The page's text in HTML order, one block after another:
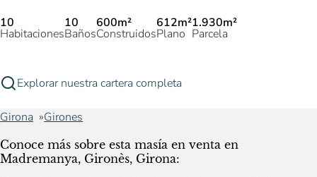
10
Habitaciones
10
Baños
600m²
Construidos
612m²
Plano
1.930m²
Parcela
Explorar nuestra cartera completa
Girona Girones
Conoce más sobre esta masía en venta en
Madremanya, Gironès, Girona: